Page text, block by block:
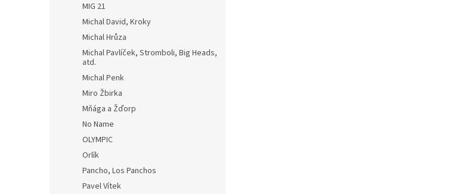
MIG 21
Michal David, Kroky
Michal Hrůza
Michal Pavlíček, Stromboli, Big Heads,
atd.
Michal Penk
Miro Žbirka
Mňága a Žďorp
No Name
OLYMPIC
Orlík
Pancho, Los Panchos
Pavel Vítek